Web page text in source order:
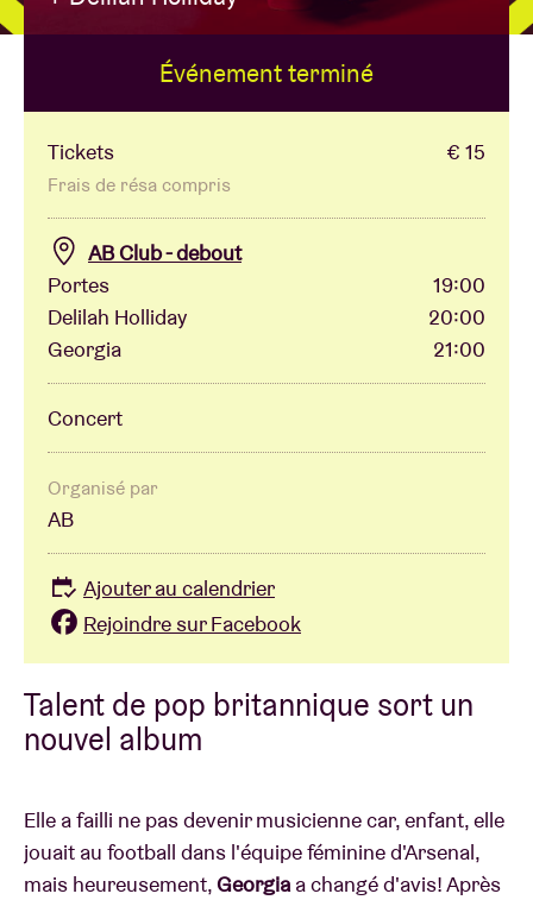
Location de salles
BRDCST
ABtv
Chèque-concert
À propos de l'AB
Contact
Talent de pop britannique sort un
nouvel album
Elle a failli ne pas devenir musicienne car, enfant, elle
jouait au football dans l'équipe féminine d'Arsenal,
mais heureusement,Georgiaa changé d'avis! Après
Événement terminé
Tickets € 15
Frais de résa compris
AB Club - debout
Portes
19:00
Delilah Holliday
20:00
Georgia
21:00
Concert
Organisé par
AB
Ajouter au calendrier
Rejoindre sur Facebook